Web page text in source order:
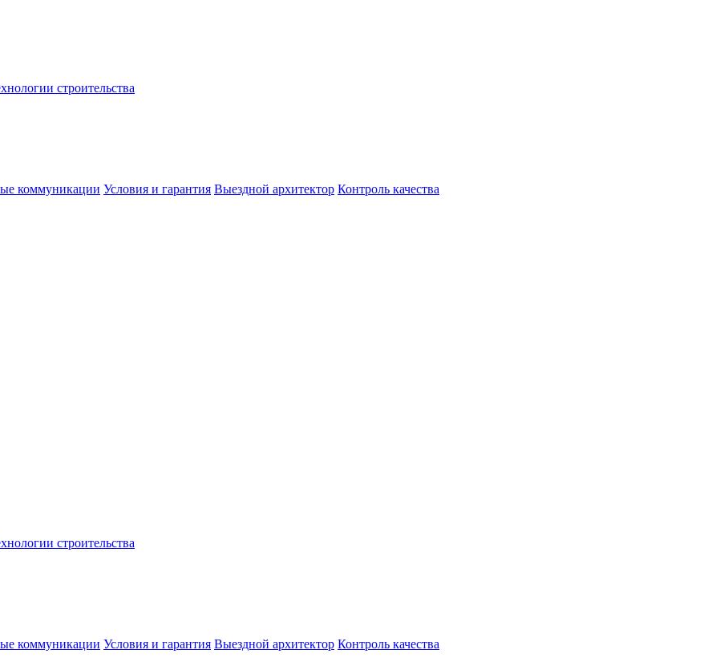
строительства
коммуникации Условия и гарантия Выездной архитектор Контроль качества
строительства
коммуникации Условия и гарантия Выездной архитектор Контроль качества